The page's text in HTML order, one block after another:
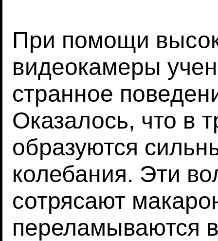
При помощи
видеокамеры
странное
Оказалось, что в
образуются
колебания. Эти
сотрясают
переламываются